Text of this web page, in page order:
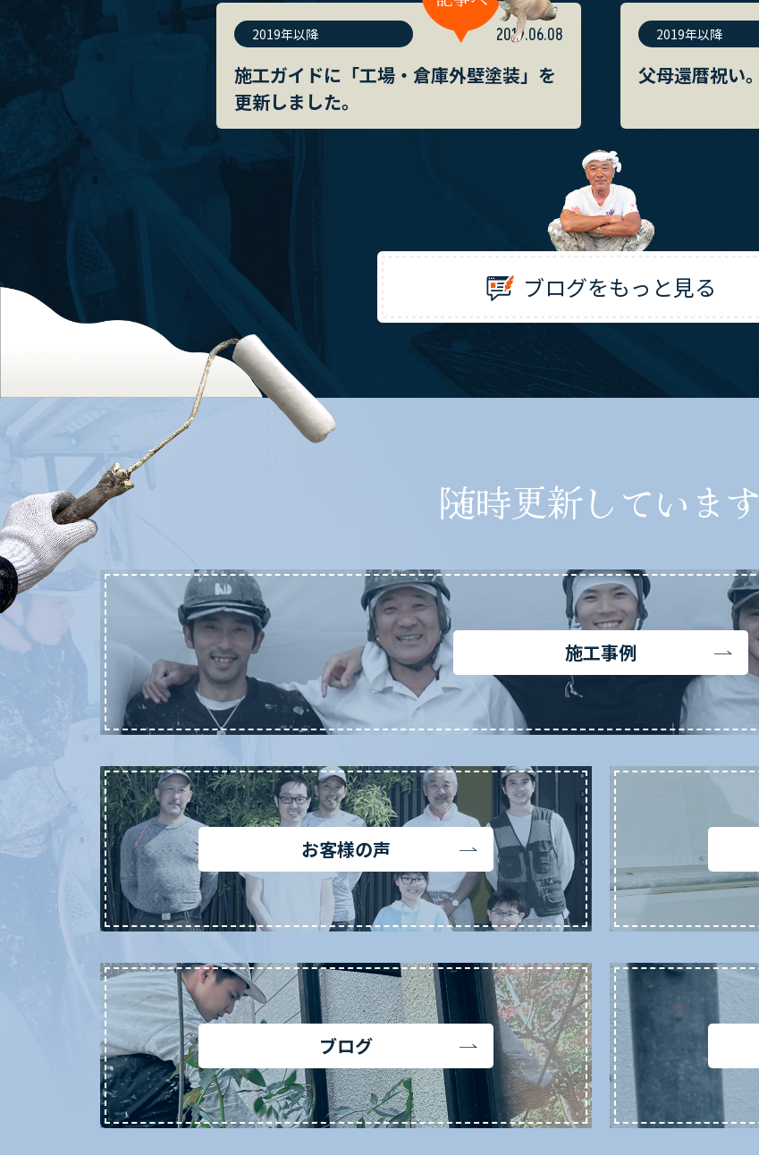
2019年以降 2019.06.08
施工ガイドに「工場・倉庫外壁塗装」を
更新しました。
2019年以降
父母還暦祝い。
ブログをもっと見る
随時更新しています
施工事例
お客様の声
ブログ